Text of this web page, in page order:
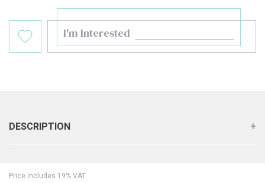
I'm Interested
DESCRIPTION
Price Includes 19% VAT